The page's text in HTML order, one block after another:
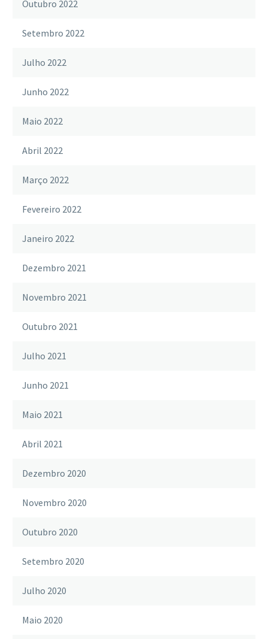
Outubro 2022
Setembro 2022
Julho 2022
Junho 2022
Maio 2022
Abril 2022
Março 2022
Fevereiro 2022
Janeiro 2022
Dezembro 2021
Novembro 2021
Outubro 2021
Julho 2021
Junho 2021
Maio 2021
Abril 2021
Dezembro 2020
Novembro 2020
Outubro 2020
Setembro 2020
Julho 2020
Maio 2020